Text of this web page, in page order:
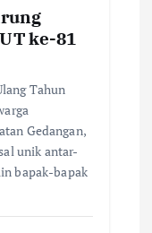
ke-81
Tahun
Gedangan,
unik antar-
bapak-bapak